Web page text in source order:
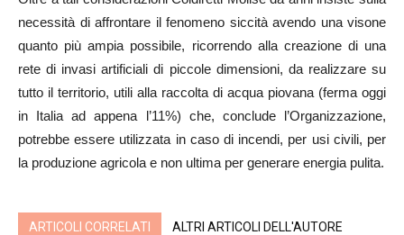
necessità di affrontare il fenomeno siccità avendo una visone
quanto più ampia possibile, ricorrendo alla creazione di una
rete di invasi artificiali di piccole dimensioni, da realizzare su
tutto il territorio, utili alla raccolta di acqua piovana (ferma oggi
in Italia ad appena l’11%) che, conclude l’Organizzazione,
potrebbe essere utilizzata in caso di incendi, per usi civili, per
la produzione agricola e non ultima per generare energia pulita.
ARTICOLI CORRELATI ALTRI ARTICOLI DELL'AUTORE